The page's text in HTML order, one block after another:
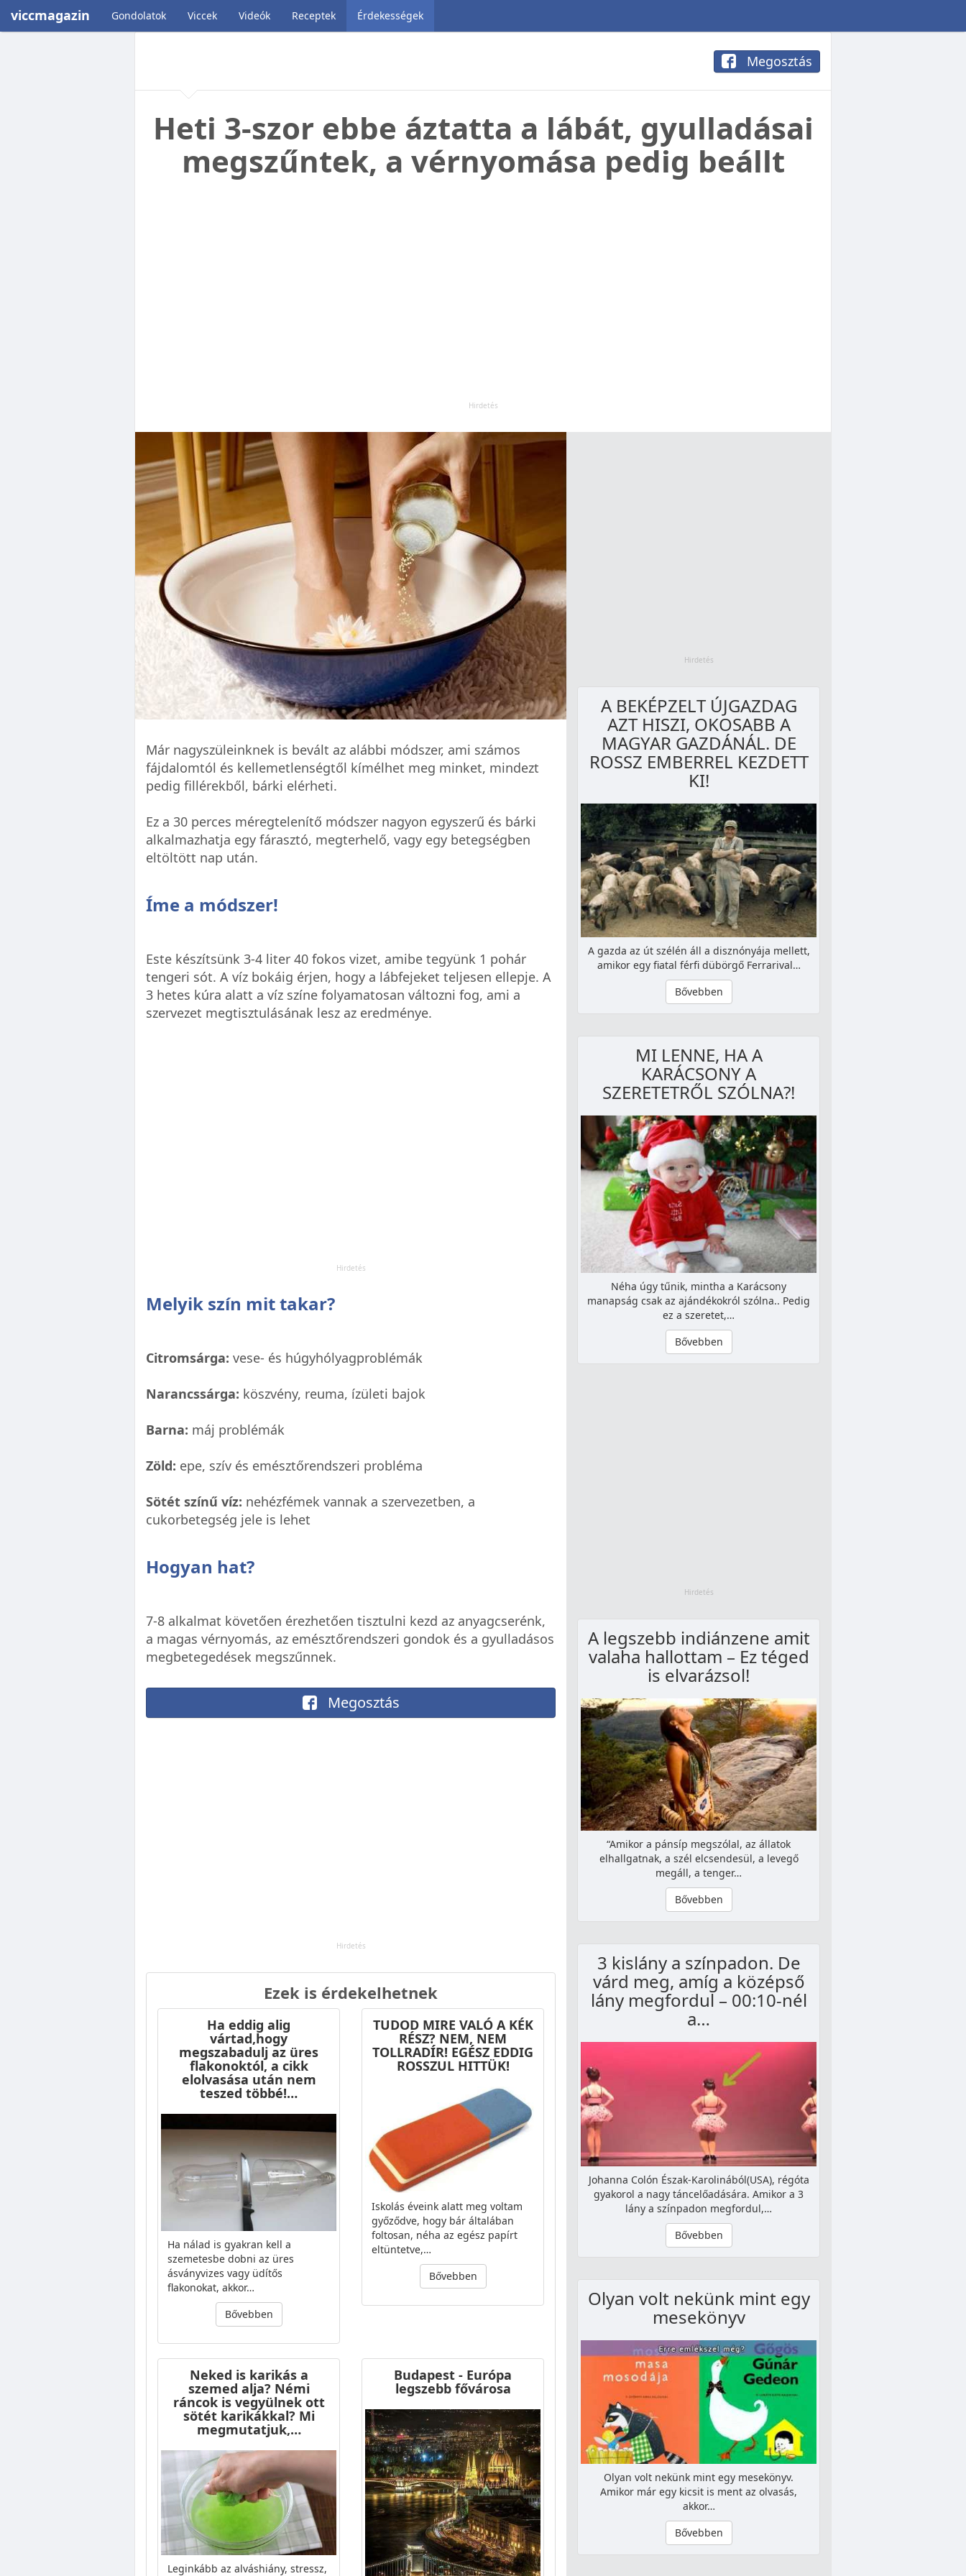
viccmagazin Gondolatok Viccek Videók Receptek Érdekességek
Megosztás
Heti 3-szor ebbe áztatta a lábát, gyulladásai
megszűntek, a vérnyomása pedig beállt
Már nagyszüleinknek is bevált az alábbi módszer, ami számos
fájdalomtól és kellemetlenségtől kímélhet meg minket, mindezt
pedig fillérekből, bárki elérheti.
Ez a 30 perces méregtelenítő módszer nagyon egyszerű és bárki
alkalmazhatja egy fárasztó, megterhelő, vagy egy betegségben
eltöltött nap után.
Íme a módszer!
Este készítsünk 3-4 liter 40 fokos vizet, amibe tegyünk 1 pohár
tengeri sót. A víz bokáig érjen, hogy a lábfejeket teljesen ellepje. A
3 hetes kúra alatt a víz színe folyamatosan változni fog, ami a
szervezet megtisztulásának lesz az eredménye.
Melyik szín mit takar?
Citromsárga: vese- és húgyhólyagproblémák
Narancssárga: köszvény, reuma, ízületi bajok
Barna: máj problémák
Zöld: epe, szív és emésztőrendszeri probléma
Sötét színű víz: nehézfémek vannak a szervezetben, a
cukorbetegség jele is lehet
Hogyan hat?
7-8 alkalmat követően érezhetően tisztulni kezd az anyagcserénk,
a magas vérnyomás, az emésztőrendszeri gondok és a gyulladásos
megbetegedések megszűnnek.
Megosztás
Ezek is érdekelhetnek
Ha eddig alig
vártad,hogy
megszabadulj az üres
flakonoktól, a cikk
elolvasása után nem
teszed többé!…
Ha nálad is gyakran kell a
szemetesbe dobni az üres
ásványvizes vagy üdítős
flakonokat, akkor…
Bővebben
TUDOD MIRE VALÓ A KÉK
RÉSZ? NEM, NEM
TOLLRADÍR! EGÉSZ EDDIG
ROSSZUL HITTÜK!
Iskolás éveink alatt meg voltam
győződve, hogy bár általában
foltosan, néha az egész papírt
eltüntetve,…
Bővebben
Neked is karikás a
szemed alja? Némi
ráncok is vegyülnek ott
sötét karikákkal? Mi
megmutatjuk,…
Leginkább az alváshiány, stressz,
Budapest - Európa
legszebb fővárosa
A BEKÉPZELT ÚJGAZDAG
AZT HISZI, OKOSABB A
MAGYAR GAZDÁNÁL. DE
ROSSZ EMBERREL KEZDETT
KI!
A gazda az út szélén áll a disznónyája mellett,
amikor egy fiatal férfi dübörgő Ferrarival…
Bővebben
MI LENNE, HA A
KARÁCSONY A
SZERETETRŐL SZÓLNA?!
Néha úgy tűnik, mintha a Karácsony
manapság csak az ajándékokról szólna.. Pedig
ez a szeretet,…
Bővebben
A legszebb indiánzene amit
valaha hallottam – Ez téged
is elvarázsol!
“Amikor a pánsíp megszólal, az állatok
elhallgatnak, a szél elcsendesül, a levegő
megáll, a tenger…
Bővebben
3 kislány a színpadon. De
várd meg, amíg a középső
lány megfordul – 00:10-nél
a…
Johanna Colón Észak-Karolinából(USA), régóta
gyakorol a nagy táncelőadására. Amikor a 3
lány a színpadon megfordul,…
Bővebben
Olyan volt nekünk mint egy
mesekönyv
Olyan volt nekünk mint egy mesekönyv.
Amikor már egy kicsit is ment az olvasás,
akkor…
Bővebben